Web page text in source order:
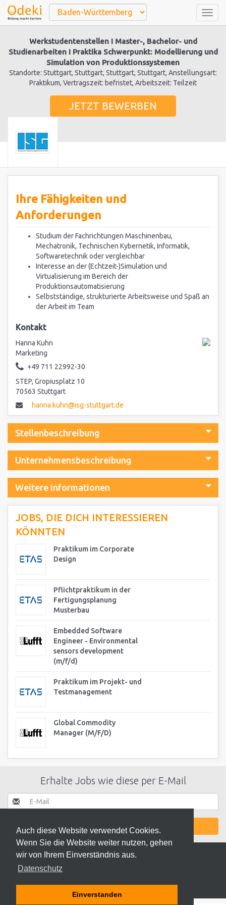
Auch diese Website verwendet Cookies.
Wenn Sie die Website weiter nutzen, gehen
wir von Ihrem Einverständnis aus.
Datenschutz
Einverstanden
Werkstudentenstellen I Master-, Bachelor- und
Studienarbeiten I Praktika Schwerpunkt: Modellierung und
Simulation von Produktionssystemen
Standorte: Stuttgart, Stuttgart, Stuttgart, Stuttgart, Anstellungsart:
Praktikum, Vertragszeit: befristet, Arbeitszeit: Teilzeit
JETZT BEWERBEN
Ihre Fähigkeiten und
Anforderungen
Studium der Fachrichtungen Maschinenbau,
Mechatronik, Technischen Kybernetik, Informatik,
Softwaretechnik oder vergleichbar
Interesse an der (Echtzeit-)Simulation und
Virtualisierung im Bereich der
Produktionsautomatisierung
Selbstständige, strukturierte Arbeitsweise und Spaß an
der Arbeit im Team
Kontakt
Hanna Kuhn
Marketing
+49 711 22992-30
STEP, Gropiusplatz 10
70563 Stuttgart
hanna.kuhn@isg-stuttgart.de
Stellenbeschreibung
Unternehmensbeschreibung
Weitere Informationen
JOBS, DIE DICH INTERESSIEREN
KÖNNTEN
Praktikum im Corporate
Design
Pflichtpraktikum in der
Fertigungsplanung
Musterbau
Embedded Software
Engineer - Environmental
sensors development
(m/f/d)
Praktikum im Projekt- und
Testmanagement
Global Commodity
Manager (M/F/D)
Erhalte Jobs wie diese per E-Mail
JETZT AKTIVIEREN